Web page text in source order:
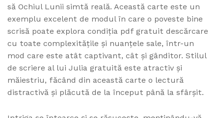
să Ochiul Lunii simtă reală. Această carte este un
exemplu excelent de modul în care o poveste bine
scrisă poate explora condiția pdf gratuit descărcare
cu toate complexitățile și nuanțele sale, într-un
mod care este atât captivant, cât și gânditor. Stilul
de scriere al lui Julia gratuită este atractiv și
măiestriu, făcând din această carte o lectură
distractivă și plăcută de la început până la sfârșit.